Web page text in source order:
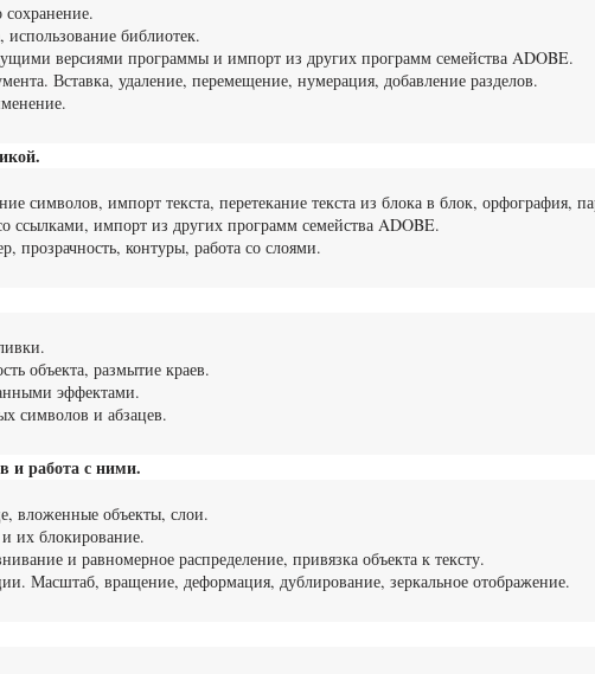
использование библиотек.
версиями программы и импорт из других программ семейства ADOBE.
Вставка, удаление, перемещение, нумерация, добавление разделов.
символов, импорт текста, перетекание текста из блока в блок, орфография,
ссылками, импорт из других программ семейства ADOBE.
прозрачность, контуры, работа со слоями.
объекта, размытие краев.
эффектами.
символов и абзацев.
и работа с ними.
вложенные объекты, слои.
их блокирование.
и равномерное распределение, привязка объекта к тексту.
Масштаб, вращение, деформация, дублирование, зеркальное отображение.